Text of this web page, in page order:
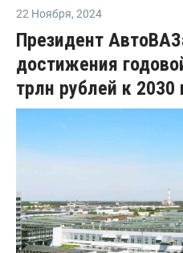
22 Ноября, 2024
Президент
достижения
трлн рублей к 2030